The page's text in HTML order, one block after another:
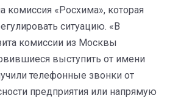
комиссия «Росхима», которая
ситуацию. «В
комиссии из Москвы
выступить от имени
телефонные звонки от
предприятия или напрямую